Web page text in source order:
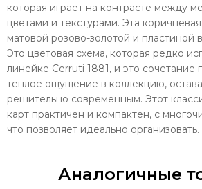
которая играет на контрасте между
цветами и текстурами. Эта
матовой розово-золотой и пластиной
Это цветовая схема, которая редко
линейке Cerruti 1881, и это сочетание
теплое ощущение в коллекцию,
решительно современным. Этот
карт практичен и компактен, с
что позволяет идеально организовать.
Аналогичные